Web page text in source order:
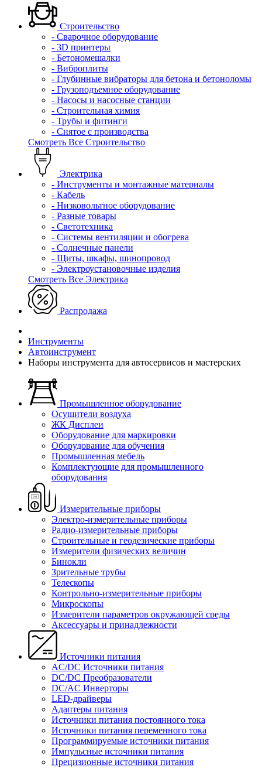
Строительство
- Сварочное оборудование
- 3D принтеры
- Бетономешалки
- Виброплиты
- Глубинные вибраторы для бетона и бетоноломы
- Грузоподъемное оборудование
- Насосы и насосные станции
- Строительная химия
- Трубы и фитинги
- Снятое с производства
Смотреть Все Строительство
Электрика
- Инструменты и монтажные материалы
- Кабель
- Низковольтное оборудование
- Разные товары
- Светотехника
- Системы вентиляции и обогрева
- Солнечные панели
- Щиты, шкафы, шинопровод
- Электроустановочные изделия
Смотреть Все Электрика
Распродажа
Инструменты
Автоинструмент
Наборы инструмента для автосервисов и мастерских
Промышленное оборудование
Осушители воздуха
ЖК Дисплеи
Оборудование для маркировки
Оборудование для обучения
Промышленная мебель
Комплектующие для промышленного
оборудования
Измерительные приборы
Электро-измерительные приборы
Радио-измерительные приборы
Строительные и геодезические приборы
Измерители физических величин
Бинокли
Зрительные трубы
Телескопы
Контрольно-измерительные приборы
Микроскопы
Измерители параметров окружающей среды
Аксессуары и принадлежности
Источники питания
AC/DC Источники питания
DC/DC Преобразователи
DC/AC Инверторы
LED-драйверы
Адаптеры питания
Источники питания постоянного тока
Источники питания переменного тока
Программируемые источники питания
Импульсные источники питания
Прецизионные источники питания